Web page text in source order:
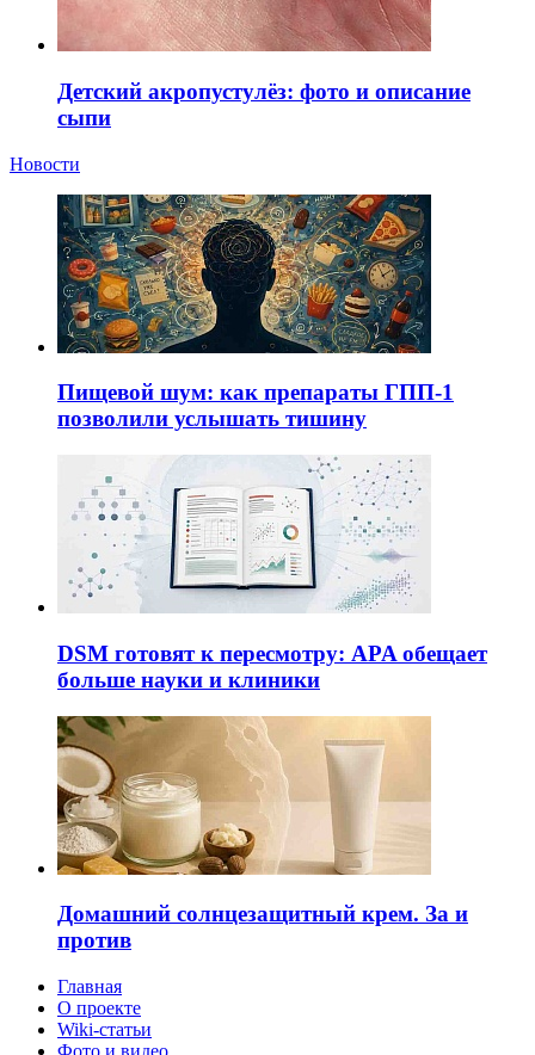
Детский акропустулёз: фото и описание
сыпи
Новости
Пищевой шум: как препараты ГПП-1
позволили услышать тишину
DSM готовят к пересмотру: APA обещает
больше науки и клиники
Домашний солнцезащитный крем. За и
против
Главная
О проекте
Wiki-статьи
Фото и видео